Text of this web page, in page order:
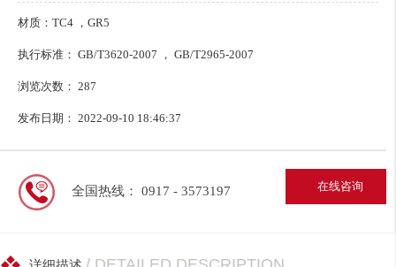
材质：TC4 ，GR5
执行标准： GB/T3620-2007 ， GB/T2965-2007
浏览次数： 287
发布日期： 2022-09-10 18:46:37
在线咨询
全国热线： 0917 - 3573197